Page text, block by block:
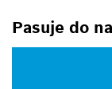
Pasuje do